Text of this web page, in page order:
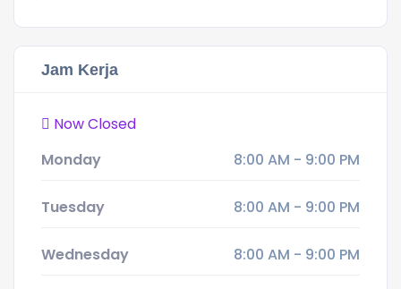
Jam Kerja
Now Closed
Monday
8:00 AM - 9:00 PM
Tuesday 8:00 AM - 9:00 PM
Wednesday 8:00 AM - 9:00 PM